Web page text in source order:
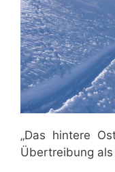
„Das hintere
Übertreibung